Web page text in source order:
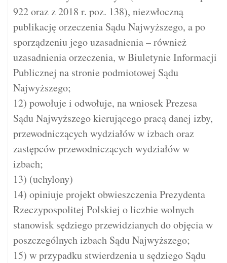
922 oraz z 2018 r. poz. 138), niezwłoczną
publikację orzeczenia Sądu Najwyższego, a po
sporządzeniu jego uzasadnienia – również
uzasadnienia orzeczenia, w Biuletynie Informacji
Publicznej na stronie podmiotowej Sądu
Najwyższego;
12) powołuje i odwołuje, na wniosek Prezesa
Sądu Najwyższego kierującego pracą danej izby,
przewodniczących wydziałów w izbach oraz
zastępców przewodniczących wydziałów w
izbach;
13) (uchylony)
14) opiniuje projekt obwieszczenia Prezydenta
Rzeczypospolitej Polskiej o liczbie wolnych
stanowisk sędziego przewidzianych do objęcia w
poszczególnych izbach Sądu Najwyższego;
15) w przypadku stwierdzenia u sędziego Sądu